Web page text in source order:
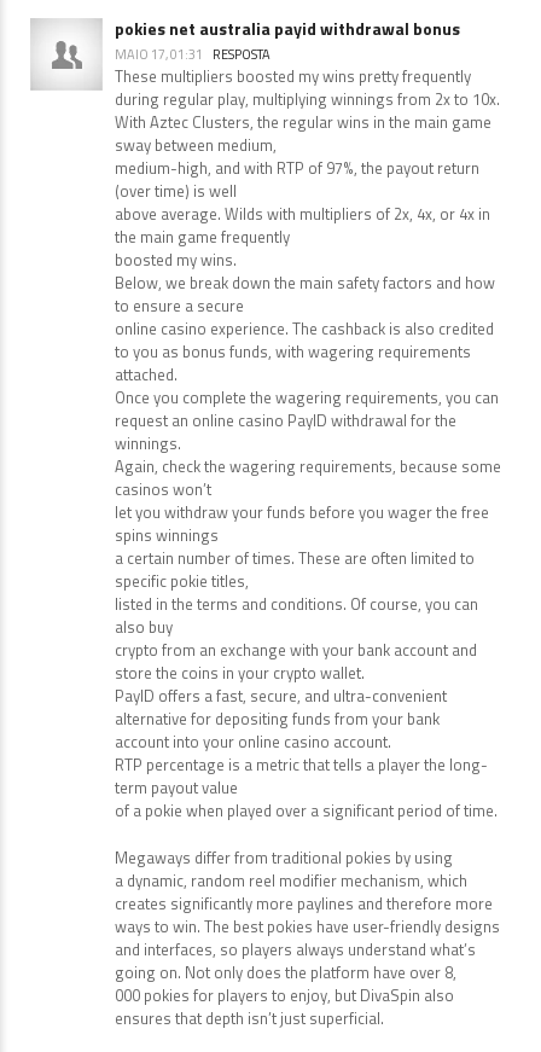
pokies net australia payid withdrawal bonus
MAIO 17, 01:31 RESPOSTA
These multipliers boosted my wins pretty frequently
during regular play, multiplying winnings from 2x to 10x.
With Aztec Clusters, the regular wins in the main game
sway between medium,
medium-high, and with RTP of 97%, the payout return
(over time) is well
above average. Wilds with multipliers of 2x, 4x, or 4x in
the main game frequently
boosted my wins.
Below, we break down the main safety factors and how
to ensure a secure
online casino experience. The cashback is also credited
to you as bonus funds, with wagering requirements
attached.
Once you complete the wagering requirements, you can
request an online casino PayID withdrawal for the
winnings.
Again, check the wagering requirements, because some
casinos won’t
let you withdraw your funds before you wager the free
spins winnings
a certain number of times. These are often limited to
specific pokie titles,
listed in the terms and conditions. Of course, you can
also buy
crypto from an exchange with your bank account and
store the coins in your crypto wallet.
PayID offers a fast, secure, and ultra-convenient
alternative for depositing funds from your bank
account into your online casino account.
RTP percentage is a metric that tells a player the long-
term payout value
of a pokie when played over a significant period of time.
Megaways differ from traditional pokies by using
a dynamic, random reel modifier mechanism, which
creates significantly more paylines and therefore more
ways to win. The best pokies have user-friendly designs
and interfaces, so players always understand what’s
going on. Not only does the platform have over 8,
000 pokies for players to enjoy, but DivaSpin also
ensures that depth isn’t just superficial.